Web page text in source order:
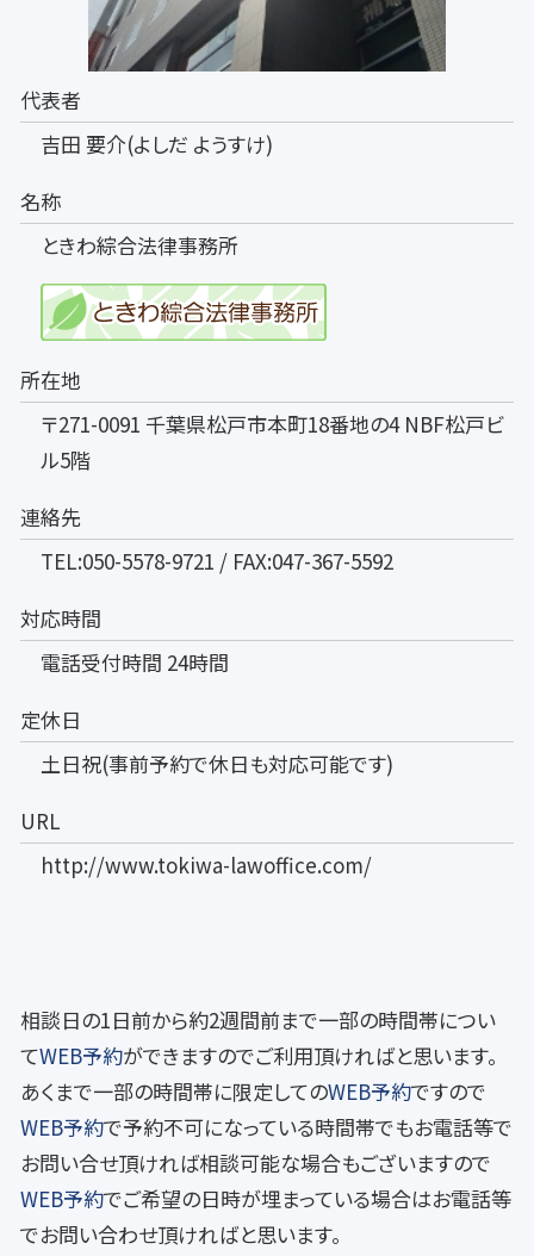
代表者
吉田 要介(よしだ ようすけ)
名称
ときわ綜合法律事務所
所在地
〒271-0091 千葉県松戸市本町18番地の4 NBF松戸ビ
ル5階
連絡先
TEL:050-5578-9721 / FAX:047-367-5592
対応時間
電話受付時間 24時間
定休日
土日祝(事前予約で休日も対応可能です)
URL
http://www.tokiwa-lawoffice.com/
相談日の1日前から約2週間前まで一部の時間帯につい
てWEB予約ができますのでご利用頂ければと思います。
あくまで一部の時間帯に限定してのWEB予約ですので
WEB予約で予約不可になっている時間帯でもお電話等で
お問い合せ頂ければ相談可能な場合もございますので
WEB予約でご希望の日時が埋まっている場合はお電話等
でお問い合わせ頂ければと思います。